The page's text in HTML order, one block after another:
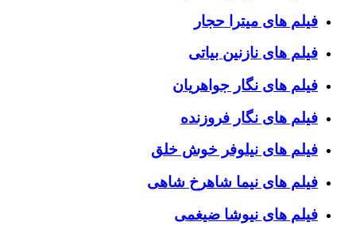
فیلم های میترا حجار
فیلم های نازنین بیاتی
فیلم های نگار جواهریان
فیلم های نگار فروزنده
فیلم های نیلوفر خوش خلق
فیلم های نیما شاهرخ شاهی
فیلم های نیوشا ضیغمی